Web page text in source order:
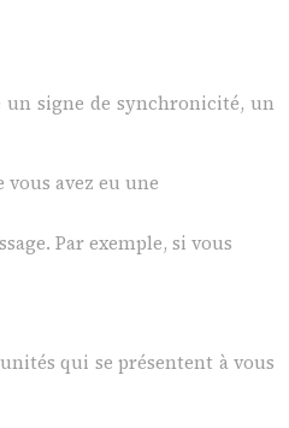
signe de synchronicité, un
vous avez eu une
Par exemple, si vous
qui se présentent à vous